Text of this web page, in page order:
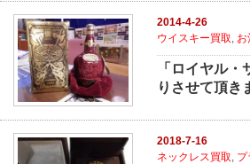
2014-4-26
ウイスキー買取 お
「ロイヤル
りさせて頂き
2018-7-16
ネックレス買取 プ